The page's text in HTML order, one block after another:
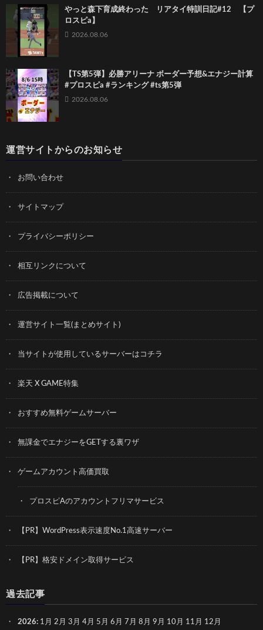
やっと森下育成終わった リアタイ特訓日記#12 【プ
ロスピa】
2026.08.06
【TS第5弾】必勝アリーナ ボーダー予想&エナジー計算
#プロスピa #ランキング #ts第5弾
2026.08.06
運営サイトからのお知らせ
お問い合わせ
サイトマップ
プライバシーポリシー
相互リンクについて
広告掲載について
運営サイト一覧(まとめサイト)
当サイトが使用しているサーバーはコチラ
楽天 X GAME特集
おすすめ無料ゲームサーバー
無課金でエナジーをGETする裏ワザ
ゲームアカウント高価買取
プロスピAのアカウントフリマサービス
【PR】WordPress表示速度No.1高速サーバー
【PR】格安ドメイン取得サービス
過去記事
2026: 1月 2月 3月 4月 5月 6月 7月 8月 9月 10月 11月 12月